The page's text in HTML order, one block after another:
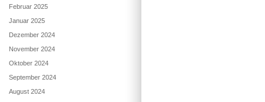
Februar 2025
Januar 2025
Dezember 2024
November 2024
Oktober 2024
September 2024
August 2024